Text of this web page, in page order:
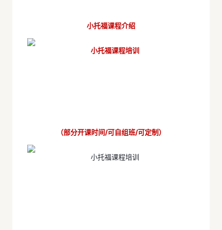
小托福课程介绍
（部分开课时间/可自组班/可定制）